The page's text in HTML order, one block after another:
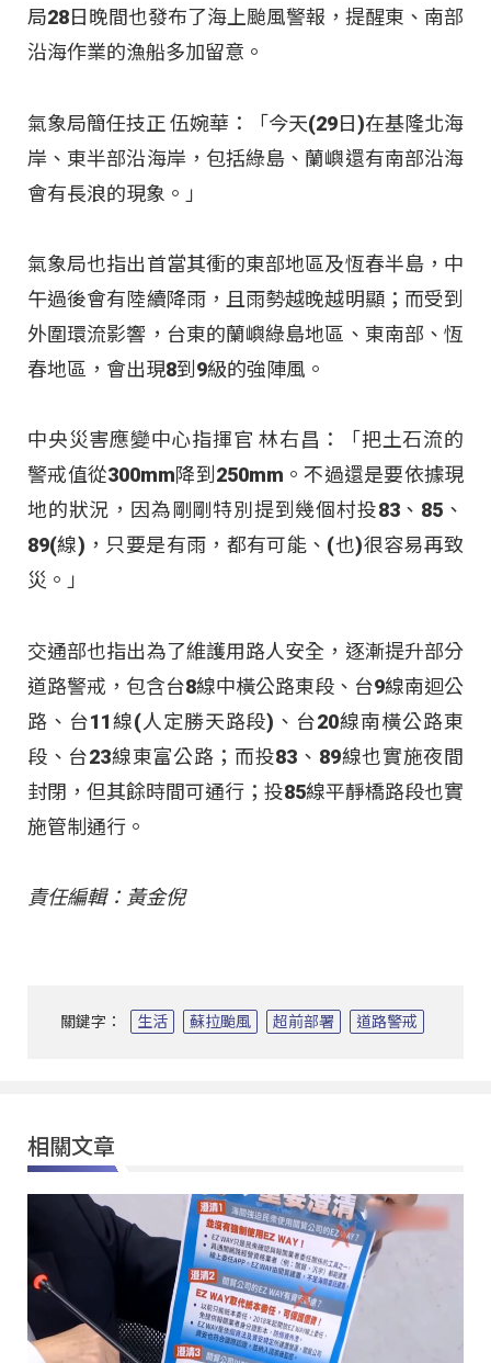
局28日晚間也發布了海上颱風警報，提醒東、南部
沿海作業的漁船多加留意。
氣象局簡任技正 伍婉華：「今天(29日)在基隆北海
岸、東半部沿海岸，包括綠島、蘭嶼還有南部沿海
會有長浪的現象。」
氣象局也指出首當其衝的東部地區及恆春半島，中
午過後會有陸續降雨，且雨勢越晚越明顯；而受到
外圍環流影響，台東的蘭嶼綠島地區、東南部、恆
春地區，會出現8到9級的強陣風。
中央災害應變中心指揮官 林右昌：「把土石流的
警戒值從300mm降到250mm。不過還是要依據現
地的狀況，因為剛剛特別提到幾個村投83、85、
89(線)，只要是有雨，都有可能、(也)很容易再致
災。」
交通部也指出為了維護用路人安全，逐漸提升部分
道路警戒，包含台8線中橫公路東段、台9線南迴公
路、台11線(人定勝天路段)、台20線南橫公路東
段、台23線東富公路；而投83、89線也實施夜間
封閉，但其餘時間可通行；投85線平靜橋路段也實
施管制通行。
責任編輯：黃金倪
關鍵字： 生活 蘇拉颱風 超前部署 道路警戒
相關文章